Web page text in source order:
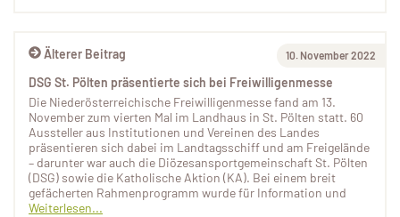
Älterer Beitrag 10. November 2022
DSG St. Pölten präsentierte sich bei Freiwilligenmesse
Die Niederösterreichische Freiwilligenmesse fand am 13.
November zum vierten Mal im Landhaus in St. Pölten statt. 60
Aussteller aus Institutionen und Vereinen des Landes
präsentieren sich dabei im Landtagsschiff und am Freigelände
– darunter war auch die Diözesansportgemeinschaft St. Pölten
(DSG) sowie die Katholische Aktion (KA). Bei einem breit
gefächerten Rahmenprogramm wurde für Information und
Weiterlesen...